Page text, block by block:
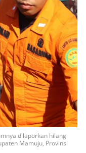
dilaporkan hilang
Mamuju, Provinsi